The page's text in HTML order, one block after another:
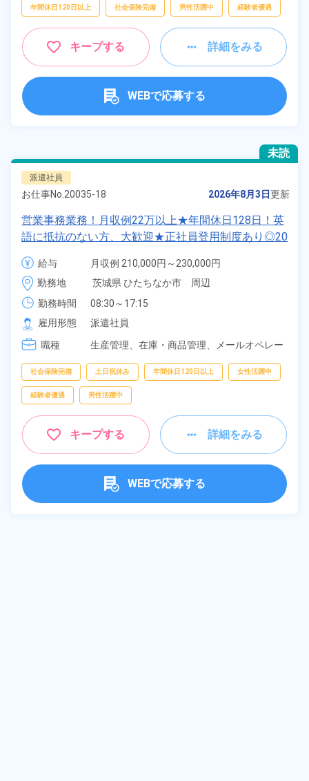
自宅周辺の
お仕事
Geo API」(HeartRails Inc.)
年間休日120日以上 社会保険完備 男性活躍中 経験者優遇
キープする 詳細をみる
WEBで応募する
未読
派遣社員
お仕事No. 20035-18 2026年8月3日更新
営業事務業務！月収例22万以上★年間休日128日！英
語に抵抗のない方、大歓迎★正社員登用制度あり◎20
代～40代の男女活躍中！マイカー通勤OK＆無料駐車
場完備！日払い可★作業着無償貸与◎食堂利用OK！
《茨城県ひたちなか市》
給与
月収例 210,000円～230,000円
時給 1,300円～1,300円
勤務地
茨城県 ひたちなか市　周辺
勤務時間
08:30～17:15
雇用形態
派遣社員
職種
生産管理、 在庫・商品管理、
メールオペレー
社会保険完備 土日祝休み 年間休日120日以上 女性活躍中
経験者優遇 男性活躍中
キープする 詳細をみる
WEBで応募する